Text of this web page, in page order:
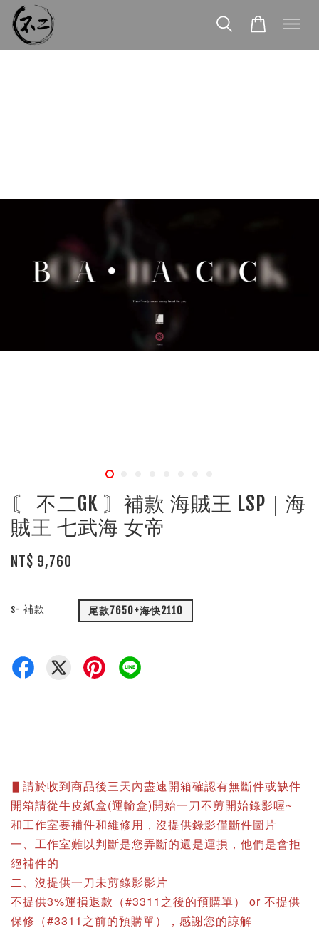
〘 不二GK 〙補款 海賊王 LSP｜海
賊王 七武海 女帝
NT$ 9,760
s- 補款 尾款7650+海快2110
▋請於收到商品後三天內盡速開箱確認有無斷件或缺件
開箱請從牛皮紙盒(運輸盒)開始一刀不剪開始錄影喔~
和工作室要補件和維修用，沒提供錄影僅斷件圖片
一、工作室難以判斷是您弄斷的還是運損，他們是會拒
絕補件的
二、沒提供一刀未剪錄影影片
不提供3%運損退款（#3311之後的預購單） or 不提供
保修（#3311之前的預購單），感謝您的諒解